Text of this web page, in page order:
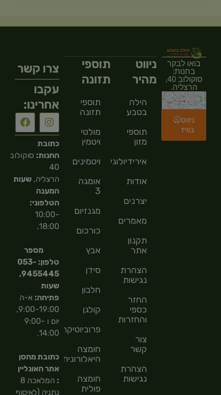
בואו לבקר
בחנות:
סוקולוב 40,
הרצליה.
ניווט
בוויז
ניווט
מהיר
הילה
בטבע
תוספי
מזון
אירידיולוגיה
אודות
יצרנים
מאמרים
תקנון
אתר
הצהרת
נגישות
החזר
כספי
והחזרות
צור
קשר
הצהרת
נגישות
תוספי
תזונה
תוספי
תזונה
מולטי
ויטמין
ויטמינים
אומגה
3
מגנזיום
כורכום
אבץ
סידן
חלבון
קולגן
פרוביוטיקה
חומצה
היאלורונית
חומצה
פולית
צרו קשר
עקבו
אחרינו:
כתובת
החנות: סוקולוב
40
הרצליה,שעות
המענה
הטלפוני:
10:00-
18:00,
מספר
טלפון: 053-
9455445,
שעות
פתיחה: א-ה
9:00-19:00,
יום ו 9:00-
14:00.
כתובת מחסן
אתר האונליין
:
המלאכה 8
נתניה (לאיסוף